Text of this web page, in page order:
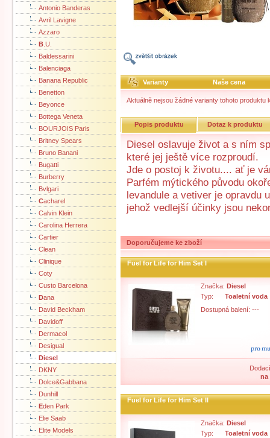
Antonio Banderas
Avril Lavigne
Azzaro
B .U.
Baldessarini
Balenciaga
Banana Republic
Benetton
Beyonce
Bottega Veneta
BOURJOIS Paris
Britney Spears
Bruno Banani
Bugatti
Burberry
Bvlgari
Cacharel
Calvin Klein
Carolina Herrera
Cartier
Clean
Clinique
Coty
Custo Barcelona
Dana
David Beckham
Davidoff
Dermacol
Desigual
Diesel
DKNY
Dolce&Gabbana
Dunhill
Eden Park
Elie Saab
Elite Models
Varianty Naše cena
Aktuálně nejsou žádné varianty tohoto produktu
Popis produktu Dotaz k produktu
Diesel oslavuje život a s ním
které jej ještě více rozproudí.
Jde o postoj k životu.... ať je
Parfém mýtického původu
levandule a vetiver je opravdu
jehož vedlejší účinky jsou
Doporučujeme ke zboží
Fuel for Life for Him Set I
Značka: Diesel
Typ:
Toaletní voda
Dostupná balení: ---
na
Fuel for Life for Him Set II
Značka: Diesel
Typ:
Toaletní voda